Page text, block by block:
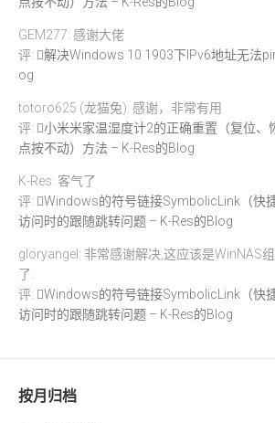
GEM277: 感谢大佬
评:
解决Windows 10 1903下IPv6地址无法
og
totoro625 (龙猫兔): 感谢，非常有用
评:
小米米家温湿度计2的正确重置（复位、
点按不动）方法 – K-Res的Blog
K-Res: 客气了
评:
Windows的符号链接SymbolicLink（快
访问时的跟随跳转问题 – K-Res的Blog
gloryangel: 非常感谢解决,这应该是WinNAS
了.
评:
Windows的符号链接SymbolicLink（快
访问时的跟随跳转问题 – K-Res的Blog
按月归档